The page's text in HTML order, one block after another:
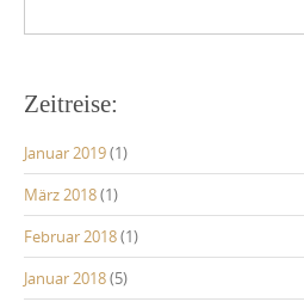
Zeitreise:
Januar 2019(1)
März 2018(1)
Februar 2018(1)
Januar 2018(5)